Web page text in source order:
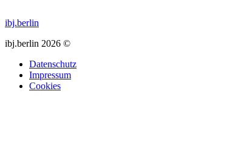
ibj.berlin
ibj.berlin 2026 ©
Datenschutz
Impressum
Cookies